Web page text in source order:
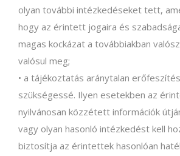
olyan további intézkedéseket tett,
hogy az érintett jogaira és
magas kockázat a továbbiakban
valósul meg;
• a tájékoztatás aránytalan
szükségessé. Ilyen esetekben az
nyilvánosan közzétett információk
vagy olyan hasonló intézkedést kell
biztosítja az érintettek hasonlóan